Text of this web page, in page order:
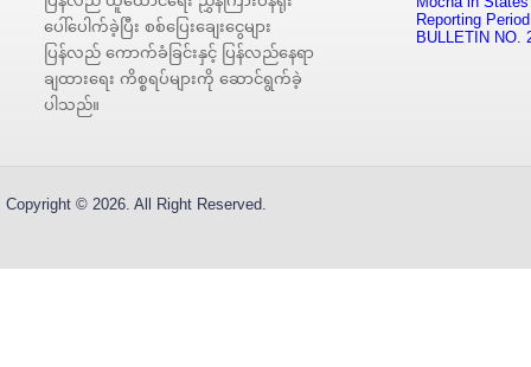
ပေါ်ပေါက်ခဲ့ပြီး စစ်ပြေးချေးငွေများ
ပြန်လည် ကောက်ခံခြင်းနှင့် ပြန်လည်နေရာ
ချထားရေး ကိစ္စရပ်များကို ဆောင်ရွက်ခဲ့
ပါသည်။
Reporting
BULLETIN NO.
Copyright © 2026. All Right Reserved.